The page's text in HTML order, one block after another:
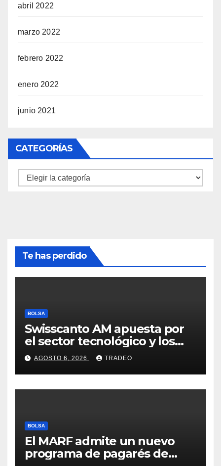
abril 2022
marzo 2022
febrero 2022
enero 2022
junio 2021
CATEGORÍAS
Categorías
Te has perdido
BOLSA
Swisscanto AM apuesta por
el sector tecnológico y los
valores cíclicos para ganar en
bolsa
AGOSTO 6, 2026 TRADEO
BOLSA
El MARF admite un nuevo
programa de pagarés de